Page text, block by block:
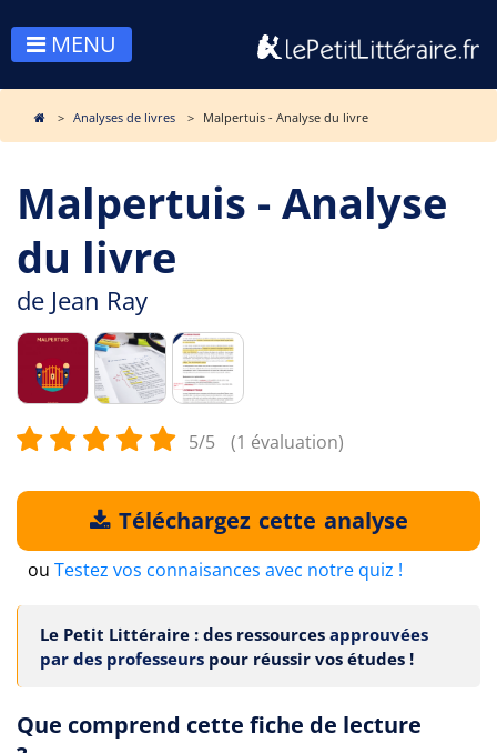
MENU
Analyses de livres Malpertuis - Analyse du livre
Malpertuis - Analyse
du livre
de Jean Ray
5/5 (1 évaluation)
Téléchargez cette analyse
ou Testez vos connaisances avec notre quiz !
Le Petit Littéraire : des ressources approuvées
par des professeurs pour réussir vos études !
Que comprend cette fiche de lecture